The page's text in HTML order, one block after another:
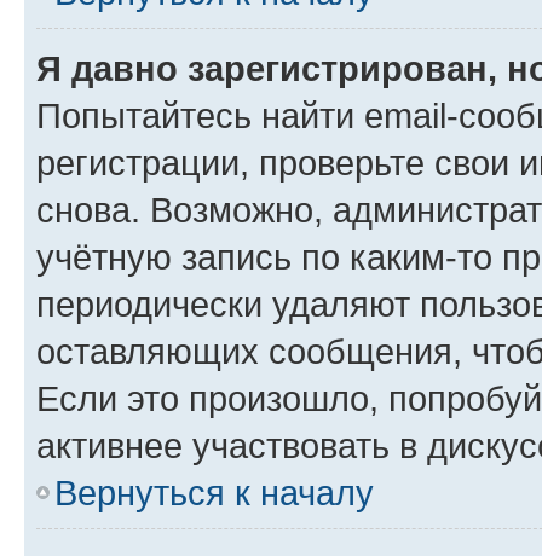
Я давно зарегистрирован,
Попытайтесь найти email-
регистрации, проверьте свои
снова. Возможно,
учётную запись по каким-то
периодически удаляют
оставляющих сообщения,
Если это произошло,
активнее участвовать в
Вернуться к началу